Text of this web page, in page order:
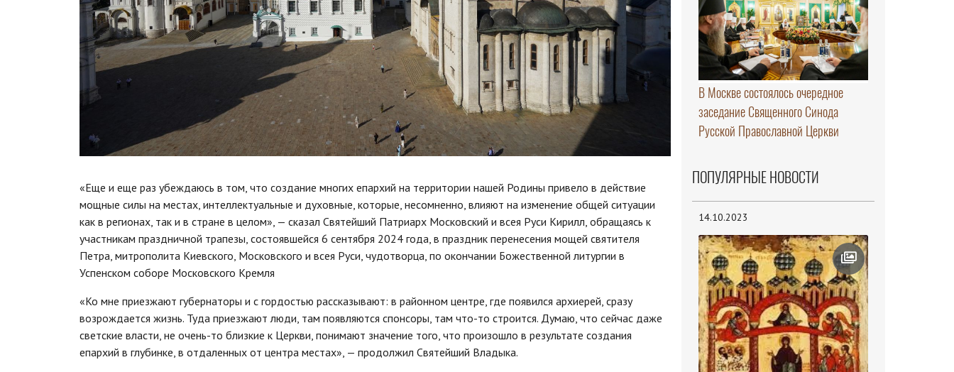
«Еще и еще раз убеждаюсь в том, что создание многих епархий на территории нашей Родины привело в действие
мощные силы на местах, интеллектуальные и духовные, которые, несомненно, влияют на изменение общей ситуации
как в регионах, так и в стране в целом», — сказал Святейший Патриарх Московский и всея Руси Кирилл, обращаясь к
участникам праздничной трапезы, состоявшейся 6 сентября 2024 года, в праздник перенесения мощей святителя
Петра, митрополита Киевского, Московского и всея Руси, чудотворца, по окончании Божественной литургии в
Успенском соборе Московского Кремля
«Ко мне приезжают губернаторы и с гордостью рассказывают: в районном центре, где появился архиерей, сразу
возрождается жизнь. Туда приезжают люди, там появляются спонсоры, там что-то строится. Думаю, что сейчас даже
светские власти, не очень-то близкие к Церкви, понимают значение того, что произошло в результате создания
епархий в глубинке, в отдаленных от центра местах», — продолжил Святейший Владыка.
В Москве состоялось очередное
заседание Священного Синода
Русской Православной Церкви
ПОПУЛЯРНЫЕ НОВОСТИ
14.10.2023